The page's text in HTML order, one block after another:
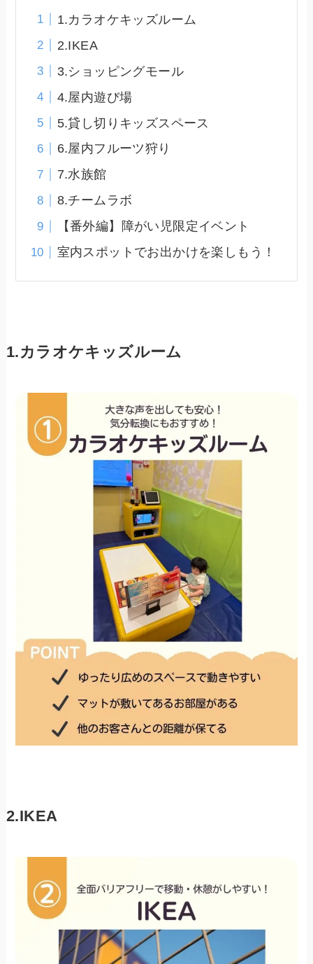
1.カラオケキッズルーム
2.IKEA
3.ショッピングモール
4.屋内遊び場
5.貸し切りキッズスペース
6.屋内フルーツ狩り
7.水族館
8.チームラボ
【番外編】障がい児限定イベント
室内スポットでお出かけを楽しもう！
1.カラオケキッズルーム
2.IKEA